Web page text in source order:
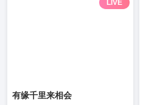
LIVE
有缘千里来相会